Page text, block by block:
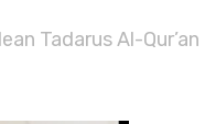
Tadarus Al-Qur’an